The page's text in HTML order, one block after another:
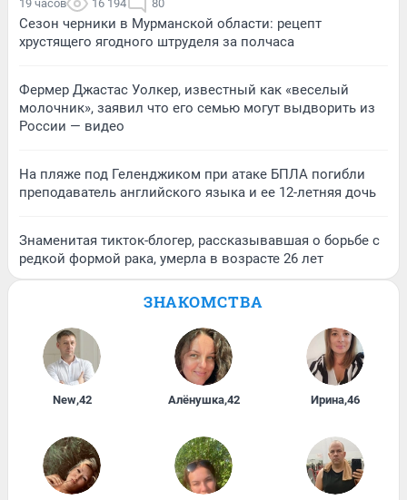
19 часов 16 194 80
Сезон черники в Мурманской области: рецепт
хрустящего ягодного штруделя за полчаса
Фермер Джастас Уолкер, известный как «веселый
молочник», заявил что его семью могут выдворить из
России — видео
На пляже под Геленджиком при атаке БПЛА погибли
преподаватель английского языка и ее 12-летняя дочь
Знаменитая тикток-блогер, рассказывавшая о борьбе с
редкой формой рака, умерла в возрасте 26 лет
ЗНАКОМСТВА
New,42 Алёнушка,42 Ирина,46